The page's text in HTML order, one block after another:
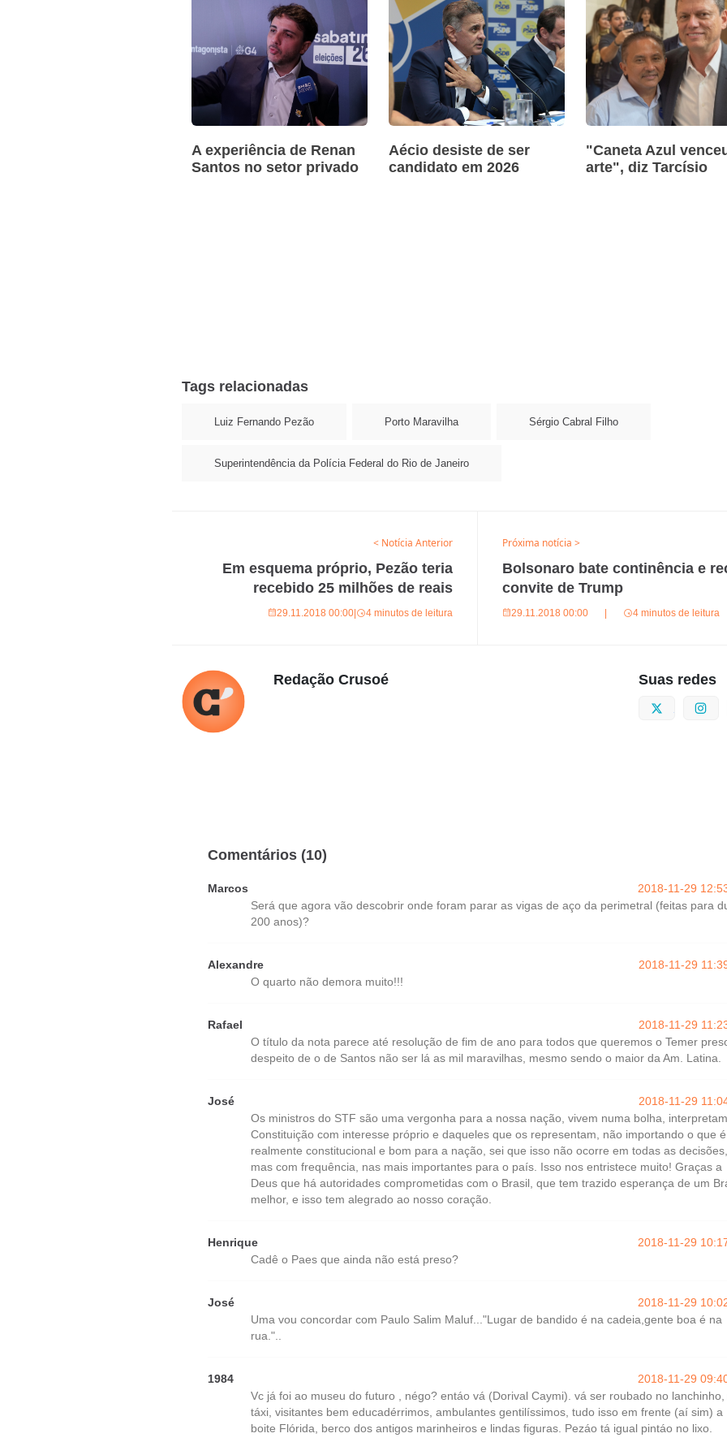
A experiência de Renan
Santos no setor privado
Aécio desiste de ser
candidato em 2026
"Caneta Azul
arte", diz Tarcísio
Tags relacionadas
Luiz Fernando Pezão Porto Maravilha Sérgio Cabral Filho
Superintendência da Polícia Federal do Rio de Janeiro
< Notícia Anterior
Em esquema próprio, Pezão teria
recebido 25 milhões de reais
29.11.2018 00:00| 4 minutos de leitura
Próxima notícia >
Bolsonaro bate continência e
convite de Trump
29.11.2018 00:00 4 minutos de leitura
Redação Crusoé Suas redes
Twitter
Comentários (10)
Marcos
2018-11-29
Será que agora vão descobrir onde foram parar as vigas de aço da perimetral (feitas para
200 anos)?
Alexandre
2018-11-29
O quarto não demora muito!!!
Rafael
2018-11-29
O título da nota parece até resolução de fim de ano para todos que queremos o Temer
despeito de o de Santos não ser lá as mil maravilhas, mesmo sendo o maior da Am. Latina.
José
2018-11-29
Os ministros do STF são uma vergonha para a nossa nação, vivem numa bolha,
Constituição com interesse próprio e daqueles que os representam, não importando o que é
realmente constitucional e bom para a nação, sei que isso não ocorre em todas as decisões,
mas com frequência, nas mais importantes para o país. Isso nos entristece muito! Graças a
Deus que há autoridades comprometidas com o Brasil, que tem trazido esperança de um
melhor, e isso tem alegrado ao nosso coração.
Henrique
2018-11-29
Cadê o Paes que ainda não está preso?
José
2018-11-29
Uma vou concordar com Paulo Salim Maluf..."Lugar de bandido é na cadeia,gente boa é na
rua."..
1984
2018-11-29
Vc já foi ao museu do futuro , négo? entáo vá (Dorival Caymi). vá ser roubado no lanchinho,
táxi, visitantes bem educadérrimos, ambulantes gentilíssimos, tudo isso em frente (aí sim) a
boite Flórida, berco dos antigos marinheiros e lindas figuras. Pezáo tá igual pintáo no lixo.